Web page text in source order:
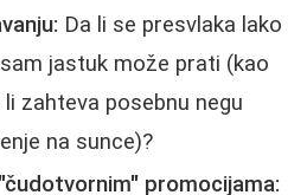
Da li se presvlaka lako
jastuk može prati (kao
zahteva posebnu negu
na sunce)?
promocijama: